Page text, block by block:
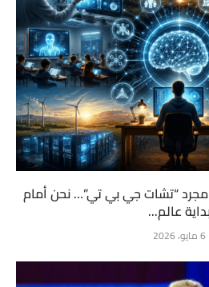
“تشات جي بي تي”… نحن أمام
عالم...
6 مايو، 2026